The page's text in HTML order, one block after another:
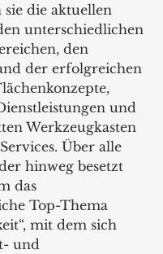
sie die aktuellen
unterschiedlichen
den
der erfolgreichen
und
Werkzeugkasten
Über alle
hinweg besetzt
das
Top-Thema
mit dem sich
und